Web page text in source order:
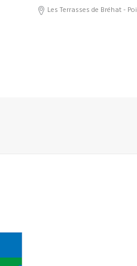
Les Terrasses de Bréhat -